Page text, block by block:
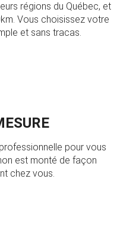
régions du Québec, et
Vous choisissez votre
et sans tracas.
pour vous
est monté de façon
chez vous.